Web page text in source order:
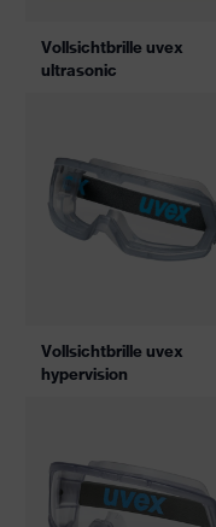
Vollsichtbrille uvex
ultrasonic
Vollsichtbrille uvex
hypervision